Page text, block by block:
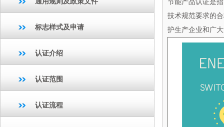
标志样式及申请
认证介绍
认证范围
认证流程
节能产品认证是
技术规范要求的
护生产企业和广